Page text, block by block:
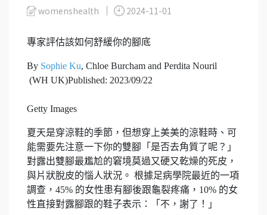
womenshealth 2024-11-01
專家評估該如何舒緩你的腳底
By Sophie Ku, Chloe Burcham and Perdita Nouril
(WH UK)Published: 2023/09/22
Getty Images
夏天是穿涼鞋的季節，但想穿上美美的涼鞋時、可
能需要先注意一下你的雙腳「是否去角質了呢？」
對露出雙腳最尷尬的窘境莫過又硬又乾燥的死皮，
與片狀脫皮的惱人狀況。 根據足病學院最近的一項
調查，45% 的女性患有腳後跟龜裂疼痛，10% 的女
性直接對露腳跟的鞋子表示：「不，謝了！」